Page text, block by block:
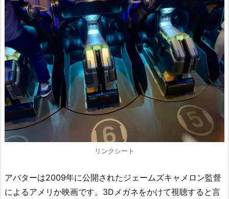
リンクシート
アバターは2009年に公開されたジェームズキャメロン監督
によるアメリか映画です。3Dメガネをかけて視聴すると言